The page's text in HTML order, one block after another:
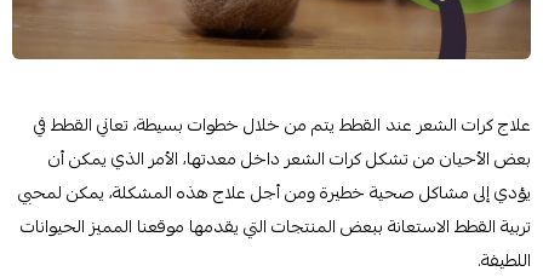
علاج كرات الشعر عند القطط يتم من خلال خطوات بسيطة، تعاني القطط في
بعض الأحيان من تشكل كرات الشعر داخل معدتها، الأمر الذي يمكن أن
يؤدي إلى مشاكل صحية خطيرة ومن أجل علاج هذه المشكلة، يمكن لمحبي
تربية القطط الاستعانة ببعض المنتجات التي يقدمها موقعنا المميز الحيوانات
اللطيفة.